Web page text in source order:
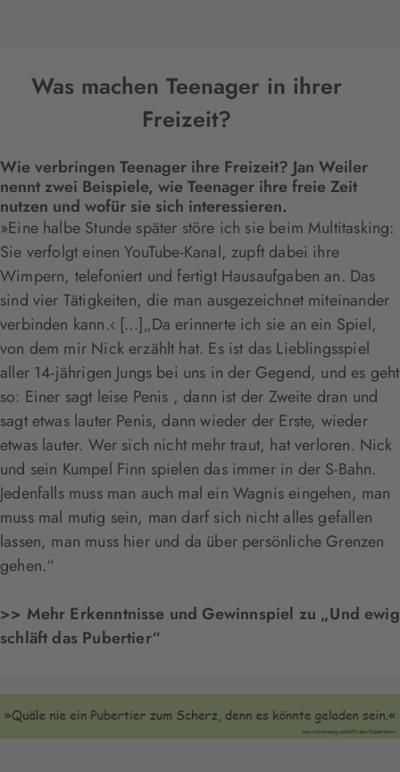
Was machen Teenager in ihrer
Freizeit?
Wie verbringen Teenager ihre Freizeit? Jan Weiler
nennt zwei Beispiele, wie Teenager ihre freie Zeit
nutzen und wofür sie sich interessieren.
»Eine halbe Stunde später störe ich sie beim Multitasking:
Sie verfolgt einen YouTube-Kanal, zupft dabei ihre
Wimpern, telefoniert und fertigt Hausaufgaben an. Das
sind vier Tätigkeiten, die man ausgezeichnet miteinander
verbinden kann.‹ […]„Da erinnerte ich sie an ein Spiel,
von dem mir Nick erzählt hat. Es ist das Lieblingsspiel
aller 14-jährigen Jungs bei uns in der Gegend, und es geht
so: Einer sagt leise Penis , dann ist der Zweite dran und
sagt etwas lauter Penis, dann wieder der Erste, wieder
etwas lauter. Wer sich nicht mehr traut, hat verloren. Nick
und sein Kumpel Finn spielen das immer in der S-Bahn.
Jedenfalls muss man auch mal ein Wagnis eingehen, man
muss mal mutig sein, man darf sich nicht alles gefallen
lassen, man muss hier und da über persönliche Grenzen
gehen.“
>> Mehr Erkenntnisse und Gewinnspiel zu „Und ewig
schläft das Pubertier“